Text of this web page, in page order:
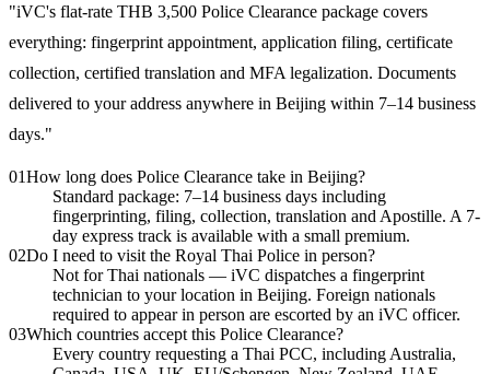
"iVC's flat-rate THB 3,500 Police Clearance package covers
everything: fingerprint appointment, application filing, certificate
collection, certified translation and MFA legalization. Documents
delivered to your address anywhere in Beijing within 7–14 business
days."
01How long does Police Clearance take in Beijing?
Standard package: 7–14 business days including
fingerprinting, filing, collection, translation and Apostille. A 7-
day express track is available with a small premium.
02Do I need to visit the Royal Thai Police in person?
Not for Thai nationals — iVC dispatches a fingerprint
technician to your location in Beijing. Foreign nationals
required to appear in person are escorted by an iVC officer.
03Which countries accept this Police Clearance?
Every country requesting a Thai PCC, including Australia,